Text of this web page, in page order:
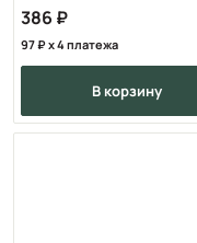
386
97 x 4 платежа
в корзину